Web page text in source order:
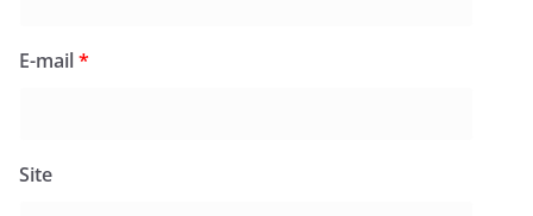
E-mail*
Site